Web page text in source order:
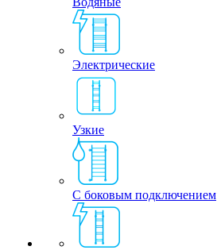
Электрические
Узкие
С боковым подключением